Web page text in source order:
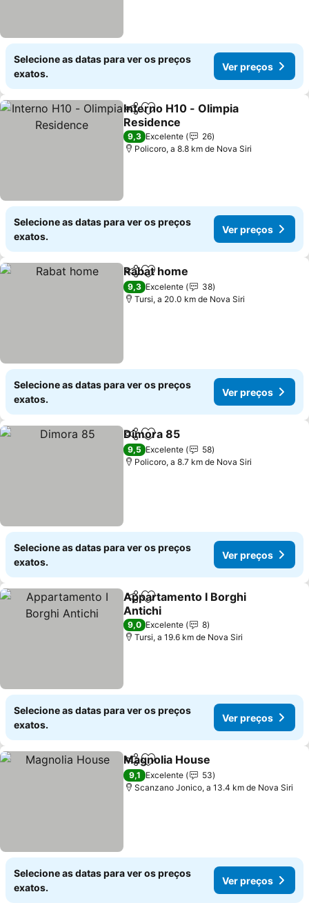
Selecione as datas para ver os preços
exatos.
Ver preços
PartilharAdicionar aos favoritos
Interno H10 - Olimpia
Residence
Ver preços
9,3 Excelente
26
Policoro, a 8.8 km de Nova Siri
Selecione as datas para ver os preços
exatos.
Ver preços
PartilharAdicionar aos favoritos
Rabat home
9,3 Excelente
38
Tursi, a 20.0 km de Nova Siri
Selecione as datas para ver os preços
exatos.
Ver preços
PartilharAdicionar aos favoritos
Dimora 85
9,5 Excelente
58
Policoro, a 8.7 km de Nova Siri
Selecione as datas para ver os preços
exatos.
Ver preços
PartilharAdicionar aos favoritos
Appartamento I Borghi
Antichi
Ver preços
9,0 Excelente
8
Tursi, a 19.6 km de Nova Siri
Selecione as datas para ver os preços
exatos.
Ver preços
PartilharAdicionar aos favoritos
Magnolia House
9,1 Excelente
53
Scanzano Jonico, a 13.4 km de Nova Siri
Selecione as datas para ver os preços
exatos.
Ver preços